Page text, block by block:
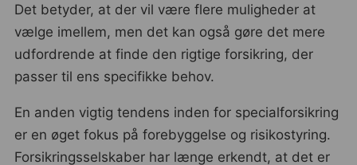
Det betyder, at der vil være flere muligheder at
vælge imellem, men det kan også gøre det mere
udfordrende at finde den rigtige forsikring, der
passer til ens specifikke behov.
En anden vigtig tendens inden for specialforsikring
er en øget fokus på forebyggelse og risikostyring.
Forsikringsselskaber har længe erkendt, at det er